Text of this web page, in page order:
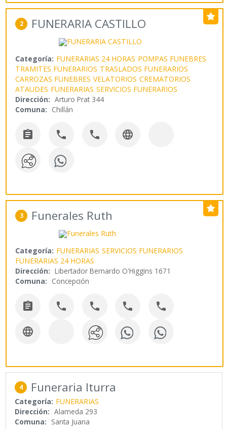
2 FUNERARIA CASTILLO
Categoría: FUNERARIAS 24 HORAS POMPAS FUNEBRES
TRAMITES FUNERARIOS TRASLADOS FUNERARIOS
CARROZAS FUNEBRES VELATORIOS CREMATORIOS
ATAUDES FUNERARIAS SERVICIOS FUNERARIOS
Dirección: Arturo Prat 344
Comuna: Chillán
   
3 Funerales Ruth
Categoría: FUNERARIAS SERVICIOS FUNERARIOS
FUNERARIAS 24 HORAS
Dirección: Libertador Bernardo O'Higgins 1671
Comuna: Concepción
    

4 Funeraria Iturra
Categoría: FUNERARIAS
Dirección: Alameda 293
Comuna: Santa Juana